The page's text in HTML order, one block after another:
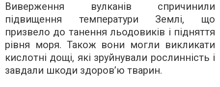
Виверження вулканів спричинили
підвищення температури Землі, що
призвело до танення льодовиків і підняття
рівня моря. Також вони могли викликати
кислотні дощі, які зруйнували рослинність і
завдали шкоди здоров’ю тварин.